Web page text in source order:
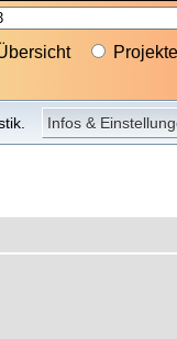
Infos &
Projekte
Projekte